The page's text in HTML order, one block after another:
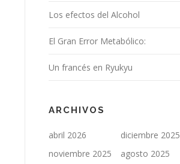
Los efectos del Alcohol
El Gran Error Metabólico:
Un francés en Ryukyu
ARCHIVOS
abril 2026
diciembre 2025
noviembre 2025
agosto 2025